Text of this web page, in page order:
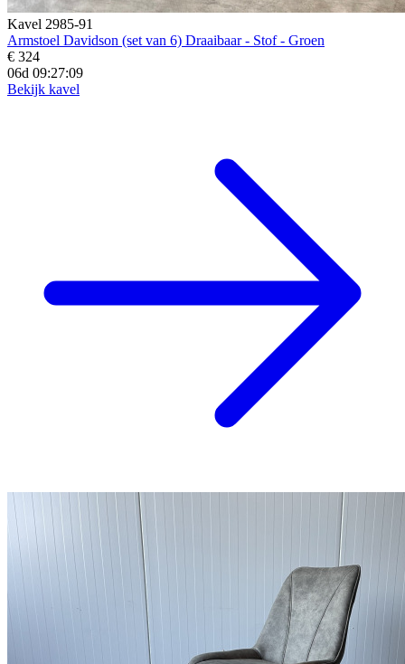
Kavel 2985-91
Armstoel Davidson (set van 6) Draaibaar - Stof - Groen
€ 324
06d 09:27:07
Bekijk kavel